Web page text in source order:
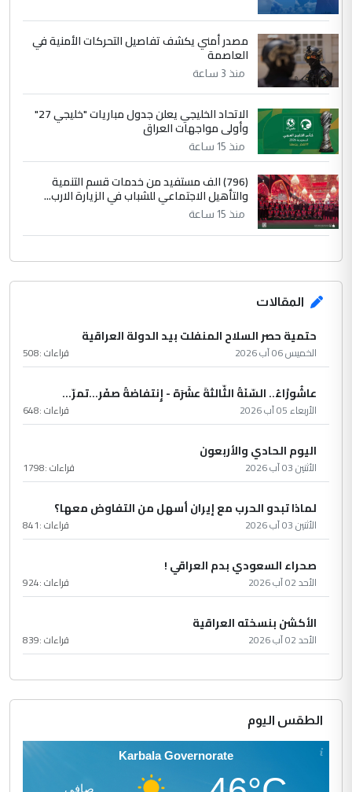
مصدر أمني يكشف تفاصيل التحركات الأمنية في
العاصمة
منذ 3 ساعة
الاتحاد الخليجي يعلن جدول مباريات "خليجي 27"
وأولى مواجهات العراق
منذ 15 ساعة
(796) الف مستفيد من خدمات قسم التنمية
والتأهيل الاجتماعي للشباب في الزيارة الارب...
منذ 15 ساعة
المقالات
حتمية حصر السلاح المنفلت بيد الدولة العراقية
الخميس 06 آب 2026 قراءات :508
عاشُورْاءُ.. السّنَةُ الثّالثةَ عشَرَة - إِنتفاضةُ صفَر…تمرّ...
الأربعاء 05 آب 2026 قراءات :648
اليوم الحادي والأربعون
الأثنين 03 آب 2026 قراءات :1798
لماذا تبدو الحرب مع إيران أسهل من التفاوض معها؟
الأثنين 03 آب 2026 قراءات :841
صحراء السعودي بدم العراقي !
الأحد 02 آب 2026 قراءات :924
الأكشن بنسخته العراقية
الأحد 02 آب 2026 قراءات :839
الطقس اليوم
Karbala Governorate
صافي